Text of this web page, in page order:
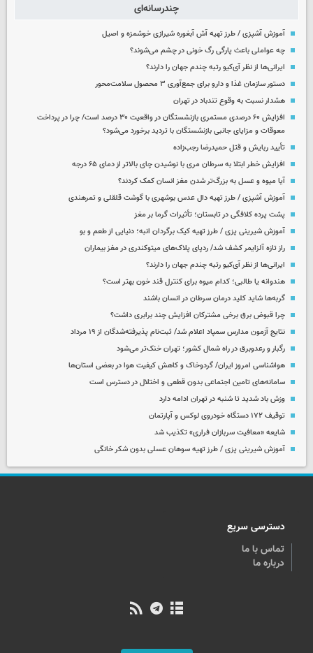
چندرسانه‌ای
آموزش آشپزی / طرز تهیه آش آبغوره شیرازی خوشمزه و اصیل
چه عواملی باعث پارگی رگ خونی در چشم می‌شوند؟
ایرانی‌ها از نظر آی‌کیو رتبه چندم جهان را دارند؟
دستور سازمان غذا و دارو برای جمع‌آوری ۳ محصول سلامت‌محور
هشدار نسبت به وقوع تندباد در تهران
افزایش ۶۰ درصدی مستمری‌ بازنشستگان در واقعیت ۳۰ درصد است/ چرا در پرداخت
معوقات و مزایای جانبی بازنشستگان با تردید برخورد می‌شود؟
تأیید ربایش و قتل حمیدرضا رجب‌زاده
افزایش خطر ابتلا به سرطان مری با نوشیدن چای بالاتر از دمای ۶۵ درجه
آیا میوه و عسل به بزرگ‌تر شدن مغز انسان کمک کردند؟
آموزش آشپزی / طرز تهیه دال عدس بوشهری با گوشت قلقلی و تمرهندی
پشت پرده کلافگی در تابستان؛ تأثیرات گرما بر مغز
آموزش شیرینی پزی / طرز تهیه کیک برگردان انبه؛ دنیایی از طعم و بو
راز تازه آلزایمر کشف شد/ ردپای پلاک‌های میتوکندری در مغز بیماران
ایرانی‌ها از نظر آی‌کیو رتبه چندم جهان را دارند؟
هندوانه یا طالبی؛ کدام‌ میوه برای کنترل قند خون بهتر است؟
گربه‌ها شاید کلید درمان سرطان در انسان باشند
چرا قبوض برق برخی مشترکان افزایش چند برابری داشت؟
نتایج آزمون مدارس سمپاد اعلام شد/ ثبت‌نام پذیرفته‌شدگان از ۱۹ مرداد
رگبار و رعدوبرق در راه شمال کشور؛ تهران خنک‌تر می‌شود
هواشناسی امروز ایران/ گردوخاک و کاهش کیفیت هوا در بعضی استان‌ها
سامانه‌های تامین اجتماعی بدون قطعی و اختلال در دسترس است
وزش باد شدید تا شنبه در تهران ادامه دارد
توقیف ۱۷۲ دستگاه خودروی لوکس و آپارتمان
شایعه «معافیت سربازان فراری» تکذیب شد
آموزش شیرینی پزی / طرز تهیه سوهان عسلی بدون شکر خانگی
دسترسی سریع
تماس با ما
درباره ما